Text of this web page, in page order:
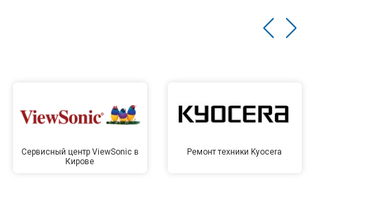
Сервисный центр ViewSonic в
Кирове
Ремонт техники Kyocera